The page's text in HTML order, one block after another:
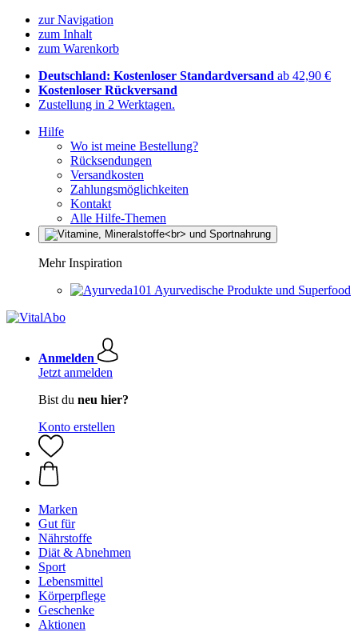
zur Navigation
zum Inhalt
zum Warenkorb
Deutschland: Kostenloser Standardversand ab 42,90 €
Kostenloser Rückversand
Zustellung in 2 Werktagen.
Hilfe
Wo ist meine Bestellung?
Rücksendungen
Versandkosten
Zahlungsmöglichkeiten
Kontakt
Alle Hilfe-Themen
Mehr Inspiration
Ayurvedische Produkte und Superfood
Anmelden
Jetzt anmelden
Bist du neu hier?
Konto erstellen
Marken
Gut für
Nährstoffe
Diät & Abnehmen
Sport
Lebensmittel
Körperpflege
Geschenke
Aktionen